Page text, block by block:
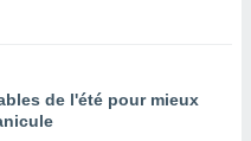
de l'été pour mieux